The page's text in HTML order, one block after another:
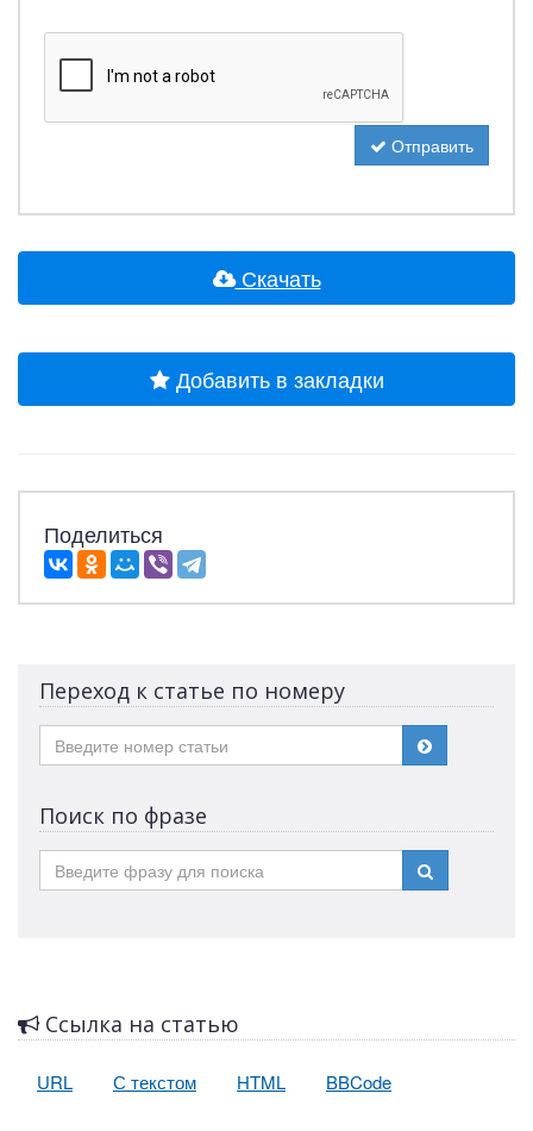
Отправить
Скачать
Добавить в закладки
Поделиться
Переход к статье по номеру
Поиск по фразе
Ссылка на статью
URL С текстом HTML BBCode